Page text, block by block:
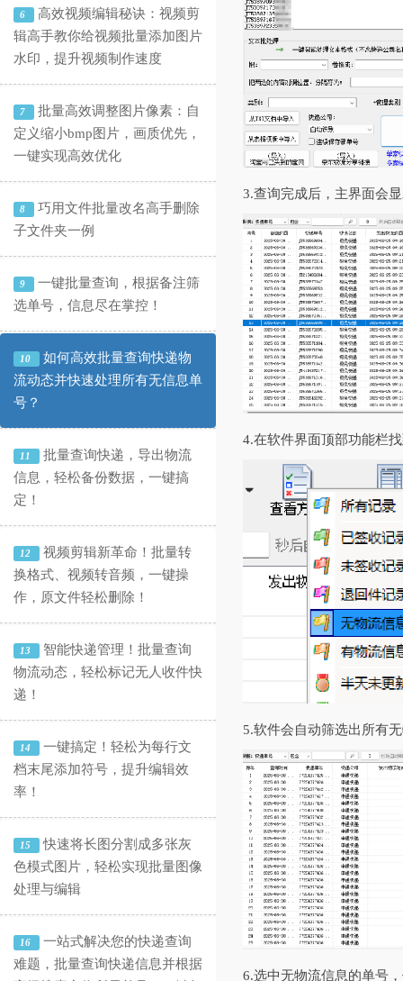
6
高效视频编辑秘诀：视频剪
辑高手教你给视频批量添加图片
水印，提升视频制作速度
7
批量高效调整图片像素：自
定义缩小bmp图片，画质优先，
一键实现高效优化
8
巧用文件批量改名高手删除
子文件夹一例
9
一键批量查询，根据备注筛
选单号，信息尽在掌控！
10
如何高效批量查询快递物
流动态并快速处理所有无信息单
号？
11
批量查询快递，导出物流
信息，轻松备份数据，一键搞
定！
12
视频剪辑新革命！批量转
换格式、视频转音频，一键操
作，原文件轻松删除！
13
智能快递管理！批量查询
物流动态，轻松标记无人收件快
递！
14
一键搞定！轻松为每行文
档末尾添加符号，提升编辑效
率！
15
快速将长图分割成多张灰
色模式图片，轻松实现批量图像
处理与编辑
16
一站式解决您的快递查询
难题，批量查询快递信息并根据
3.查询完成后，主界面会
4.在软件界面顶部功能栏
5.软件会自动筛选出所有
6.选中无物流信息的单号